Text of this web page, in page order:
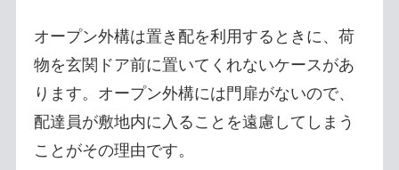
オープン外構は置き配を利用するときに、荷
物を玄関ドア前に置いてくれないケースがあ
ります。オープン外構には門扉がないので、
配達員が敷地内に入ることを遠慮してしまう
ことがその理由です。